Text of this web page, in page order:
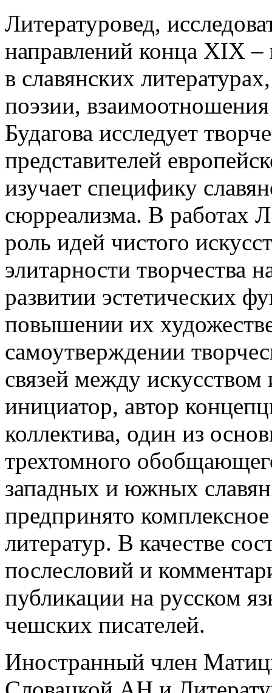
Литературовед,
направлений конца XIX
в славянских
поэзии,
Будагова исследует
представителей
изучает специфику
сюрреализма. В работах
роль идей чистого
элитарности творчества
развитии эстетических
повышении их
самоутверждении
связей между
инициатор, автор
коллектива, один из
трехтомного
западных и южных
предпринято
литератур. В качестве
послесловий и
публикации на русском
чешских писателей.
Иностранный член